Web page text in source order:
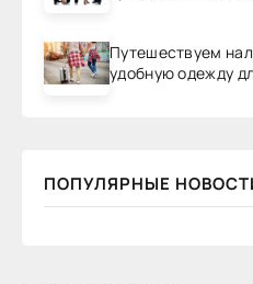
Путешествуем
удобную одежду
ПОПУЛЯРНЫЕ